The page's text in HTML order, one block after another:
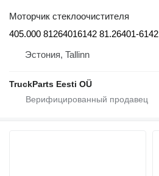
Моторчик стеклоочистителя
405.000 81264016142 81.26401-6142
Эстония, Tallinn
TruckParts Eesti OÜ